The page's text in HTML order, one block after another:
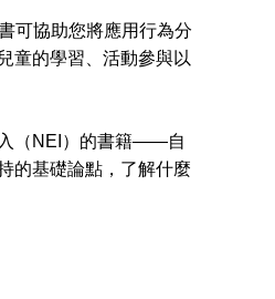
可協助您將應用行為分
童的學習、活動參與以
（NEI）的書籍——自
的基礎論點，了解什麼